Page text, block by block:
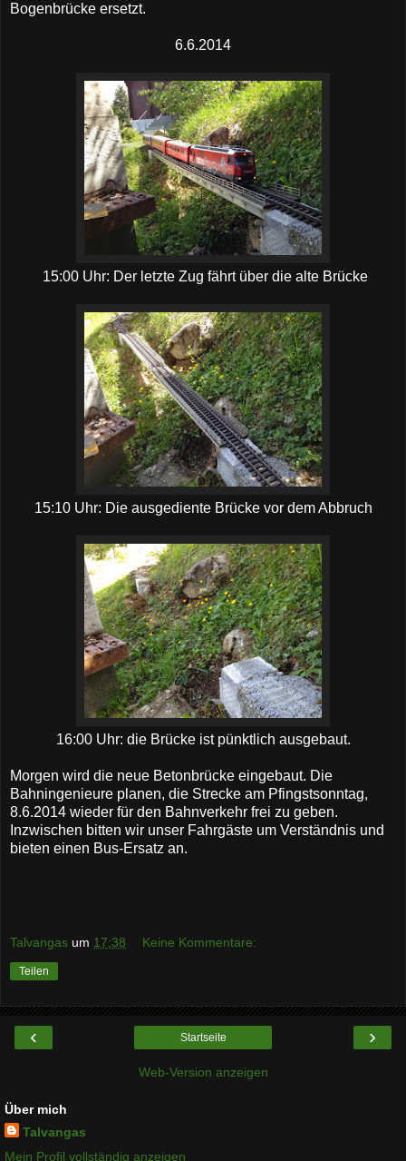
Bogenbrücke ersetzt.
6.6.2014
15:00 Uhr: Der letzte Zug fährt über die alte Brücke
15:10 Uhr: Die ausgediente Brücke vor dem Abbruch
16:00 Uhr: die Brücke ist pünktlich ausgebaut.
Morgen wird die neue Betonbrücke eingebaut. Die
Bahningenieure planen, die Strecke am Pfingstsonntag,
8.6.2014 wieder für den Bahnverkehr frei zu geben.
Inzwischen bitten wir unser Fahrgäste um Verständnis und
bieten einen Bus-Ersatz an.
Talvangas um 17:38 Keine Kommentare:
Teilen
‹ ›
Startseite
Web-Version anzeigen
Über mich
Talvangas
Mein Profil vollständig anzeigen